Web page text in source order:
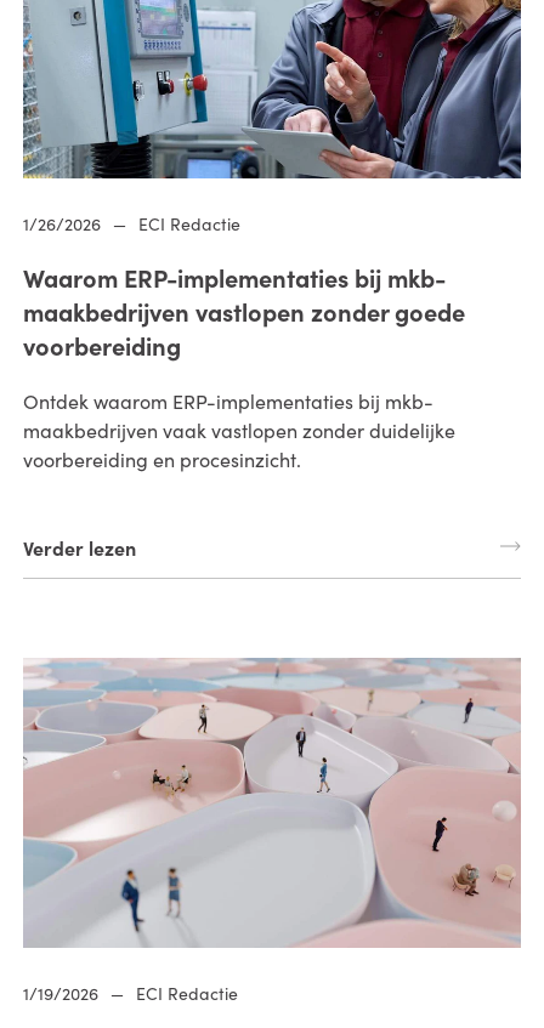
1/26/2026 — ECI Redactie
Waarom ERP-implementaties bij mkb-
maakbedrijven vastlopen zonder goede
voorbereiding
Ontdek waarom ERP-implementaties bij mkb-
maakbedrijven vaak vastlopen zonder duidelijke
voorbereiding en procesinzicht.
Verder lezen
1/19/2026 — ECI Redactie